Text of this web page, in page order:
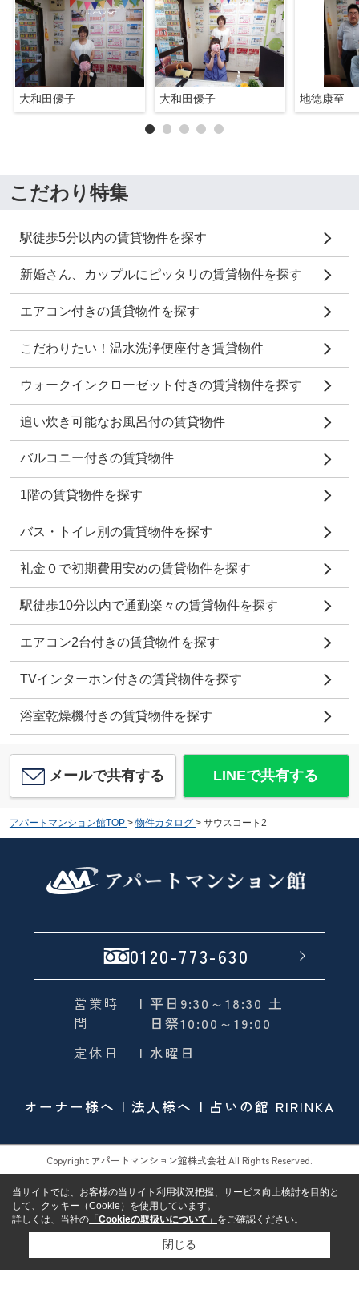
大和田優子 大和田優子 地徳康至
こだわり特集
駅徒歩5分以内の賃貸物件を探す
新婚さん、カップルにピッタリの賃貸物件を探す
エアコン付きの賃貸物件を探す
こだわりたい！温水洗浄便座付き賃貸物件
ウォークインクローゼット付きの賃貸物件を探す
追い炊き可能なお風呂付の賃貸物件
バルコニー付きの賃貸物件
1階の賃貸物件を探す
バス・トイレ別の賃貸物件を探す
礼金０で初期費用安めの賃貸物件を探す
駅徒歩10分以内で通勤楽々の賃貸物件を探す
エアコン2台付きの賃貸物件を探す
TVインターホン付きの賃貸物件を探す
浴室乾燥機付きの賃貸物件を探す
メールで共有する LINEで共有する
アパートマンション館TOP > 物件カタログ > サウスコート2
0120-773-630
営業時
間
| 平日9:30～18:30 土
日祭10:00～19:00
定休日
| 水曜日
オーナー様へ 法人様へ 占いの館 RIRINKA
Copyright アパートマンション館株式会社 All Rights Reserved.
当サイトでは、お客様の当サイト利用状況把握、サービス向上検討を目的と
して、クッキー（Cookie）を使用しています。
詳しくは、当社の 「Cookieの取扱いについて」 をご確認ください。
閉じる